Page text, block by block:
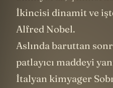
İkincisi dinamit ve
Alfred Nobel.
Aslında baruttan
patlayıcı maddeyi
İtalyan kimyager